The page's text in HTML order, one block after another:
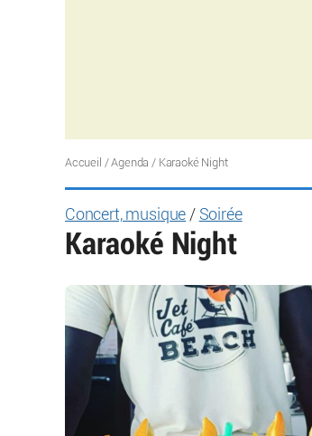
Accueil /Agenda / Karaoké Night
Concert, musique / Soirée
Karaoké Night